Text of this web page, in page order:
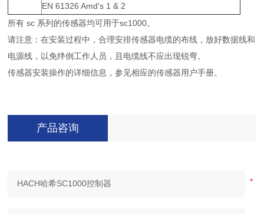
EN 61326 Amd's 1 & 2
所有 sc 系列的传感器均可用于sc1000。
请注意：在安装过程中，合理安排传感器电缆的布线，放好数据线和
电源线，以免绊倒工作人员，且电缆线不应出现锐弯。
传感器安装操作的详细信息，参见相应的传感器用户手册。
产品咨询